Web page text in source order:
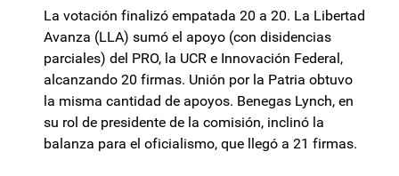
La votación finalizó empatada 20 a 20. La Libertad
Avanza (LLA) sumó el apoyo (con disidencias
parciales) del PRO, la UCR e Innovación Federal,
alcanzando 20 firmas. Unión por la Patria obtuvo
la misma cantidad de apoyos. Benegas Lynch, en
su rol de presidente de la comisión, inclinó la
balanza para el oficialismo, que llegó a 21 firmas.